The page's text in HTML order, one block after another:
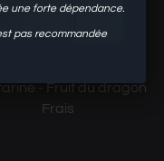
- Fruit du dragon
Frais
une forte dépendance.
pas recommandée